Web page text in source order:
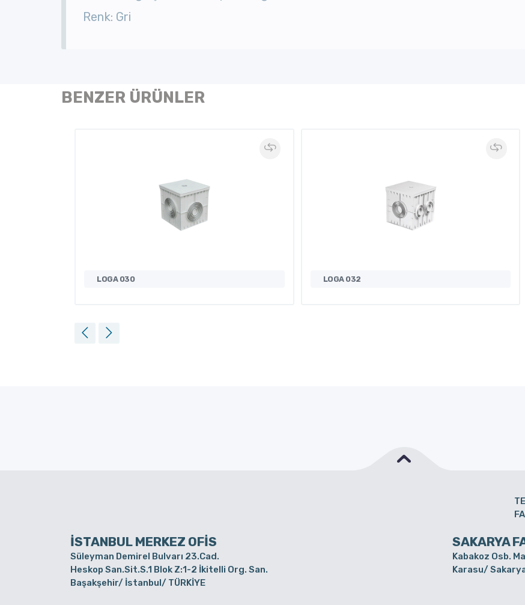
Renk: Gri
BENZER ÜRÜNLER
LOGA 030 LOGA 032
İSTANBUL MERKEZ OFİS SAKARYA
Süleyman Demirel Bulvarı 23.Cad.
Heskop San.Sit.S.1 Blok Z:1-2 İkitelli Org. San.
Başakşehir/ İstanbul/ TÜRKİYE
Kabakoz Osb.
Karasu/